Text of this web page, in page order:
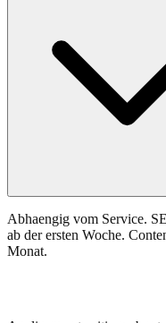
Abhaengig vom Service.
ab der ersten Woche.
Monat.